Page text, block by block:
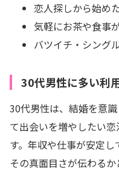
恋人探しから始め
気軽にお茶や食事
バツイチ・シング
30代男性に多い利
30代男性は、結婚を意
て出会いを増やしたい
す。年収や仕事が安定
その真面目さが伝わるか